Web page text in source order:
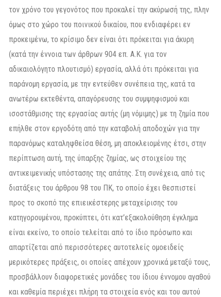
τον χρόνο του γεγονότος που προκαλεί την ακύρωσή της, πλην
όμως στο χώρο του ποινικού δικαίου, που ενδιαφέρει εν
προκειμένω, το κρίσιμο δεν είναι ότι πρόκειται για άκυρη
(κατά την έννοια των άρθρων 904 επ. Α.Κ. για τον
αδικαιολόγητο πλουτισμό) εργασία, αλλά ότι πρόκειται για
παράνομη εργασία, με την εντεύθεν συνέπεια της, κατά τα
ανωτέρω εκτεθέντα, απαγόρευσης του συμψηφισμού και
ισοστάθμισης της εργασίας αυτής (μη νόμιμης) με τη ζημία που
επήλθε στον εργοδότη από την καταβολή αποδοχών για την
παρανόμως καταληφθείσα θέση, μη αποκλειομένης έτσι, στην
περίπτωση αυτή, της ύπαρξης ζημίας, ως στοιχείου της
αντικειμενικής υπόστασης της απάτης. Στη συνέχεια, από τις
διατάξεις του άρθρου 98 του ΠΚ, το οποίο έχει θεσπιστεί
προς το σκοπό της επιεικέστερης μεταχείρισης του
κατηγορουμένου, προκύπτει, ότι κατ’εξακολούθηση έγκλημα
είναι εκείνο, το οποίο τελείται από το ίδιο πρόσωπο και
απαρτίζεται από περισσότερες αυτοτελείς ομοειδείς
μερικότερες πράξεις, οι οποίες απέχουν χρονικά μεταξύ τους,
προσβάλλουν διαφορετικές μονάδες του ίδιου έννομου αγαθού
και καθεμία περιέχει πλήρη τα στοιχεία ενός και του αυτού